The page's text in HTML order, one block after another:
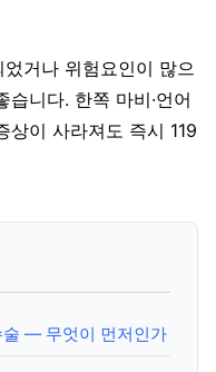
거나 위험요인이 많으
습니다. 한쪽 마비·언어
상이 사라져도 즉시 119
술 — 무엇이 먼저인가